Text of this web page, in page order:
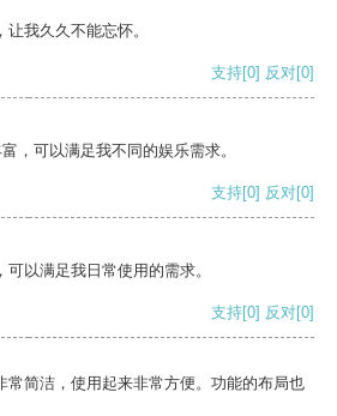
我久久不能忘怀。
支持[0] 反对[0]
，可以满足我不同的娱乐需求。
支持[0] 反对[0]
以满足我日常使用的需求。
支持[0] 反对[0]
常简洁，使用起来非常方便。功能的布局也